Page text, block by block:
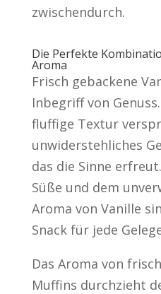
zwischendurch.
Die Perfekte
Aroma
Frisch gebackene
Inbegriff von
fluffige Textur
unwiderstehliches
das die Sinne
Süße und dem
Aroma von Vanille
Snack für jede
Das Aroma von
Muffins durchzieht